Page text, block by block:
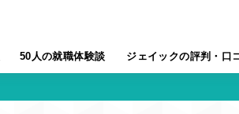
50人の就職体験談 ジェイックの評判・口